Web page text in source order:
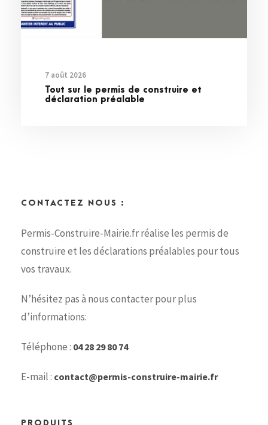
7 août 2026
Tout sur le permis de construire et
déclaration préalable
CONTACTEZ NOUS :
Permis-Construire-Mairie.fr réalise les permis de
construire et les déclarations préalables pour tous
vos travaux.
N’hésitez pas à nous contacter pour plus
d’informations:
Téléphone : 04 28 29 80 74
E-mail : contact@permis-construire-mairie.fr
PRODUITS